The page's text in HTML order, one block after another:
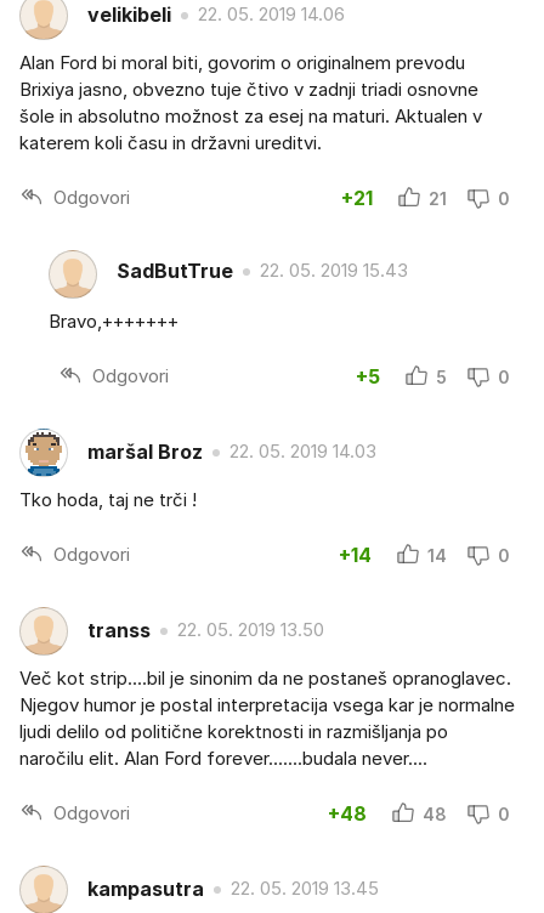
velikibeli 22. 05. 2019 14.06
Alan Ford bi moral biti, govorim o originalnem prevodu
Brixiya jasno, obvezno tuje čtivo v zadnji triadi osnovne
šole in absolutno možnost za esej na maturi. Aktualen v
katerem koli času in državni ureditvi.
Odgovori +21 21 0
SadButTrue 22. 05. 2019 15.43
Bravo,+++++++
Odgovori +5 5 0
maršal Broz 22. 05. 2019 14.03
Tko hoda, taj ne trči !
Odgovori +14 14 0
transs 22. 05. 2019 13.50
Več kot strip....bil je sinonim da ne postaneš opranoglavec.
Njegov humor je postal interpretacija vsega kar je normalne
ljudi delilo od politične korektnosti in razmišljanja po
naročilu elit. Alan Ford forever.......budala never....
Odgovori +48 48 0
kampasutra 22. 05. 2019 13.45